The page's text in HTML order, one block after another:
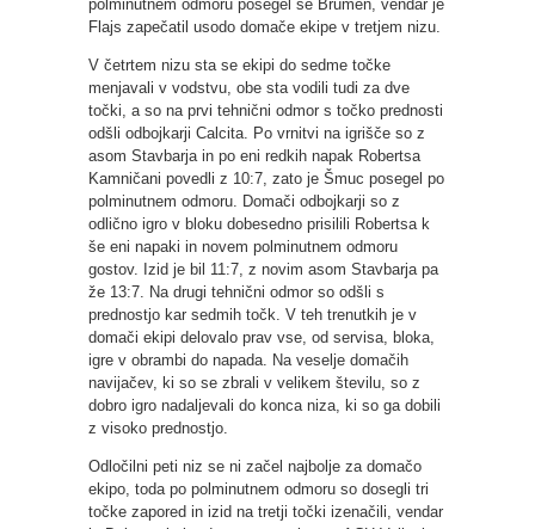
polminutnem odmoru posegel še Brumen, vendar je
Flajs zapečatil usodo domače ekipe v tretjem nizu.
V četrtem nizu sta se ekipi do sedme točke
menjavali v vodstvu, obe sta vodili tudi za dve
točki, a so na prvi tehnični odmor s točko prednosti
odšli odbojkarji Calcita. Po vrnitvi na igrišče so z
asom Stavbarja in po eni redkih napak Robertsa
Kamničani povedli z 10:7, zato je Šmuc posegel po
polminutnem odmoru. Domači odbojkarji so z
odlično igro v bloku dobesedno prisilili Robertsa k
še eni napaki in novem polminutnem odmoru
gostov. Izid je bil 11:7, z novim asom Stavbarja pa
že 13:7. Na drugi tehnični odmor so odšli s
prednostjo kar sedmih točk. V teh trenutkih je v
domači ekipi delovalo prav vse, od servisa, bloka,
igre v obrambi do napada. Na veselje domačih
navijačev, ki so se zbrali v velikem številu, so z
dobro igro nadaljevali do konca niza, ki so ga dobili
z visoko prednostjo.
Odločilni peti niz se ni začel najbolje za domačo
ekipo, toda po polminutnem odmoru so dosegli tri
točke zapored in izid na tretji točki izenačili, vendar